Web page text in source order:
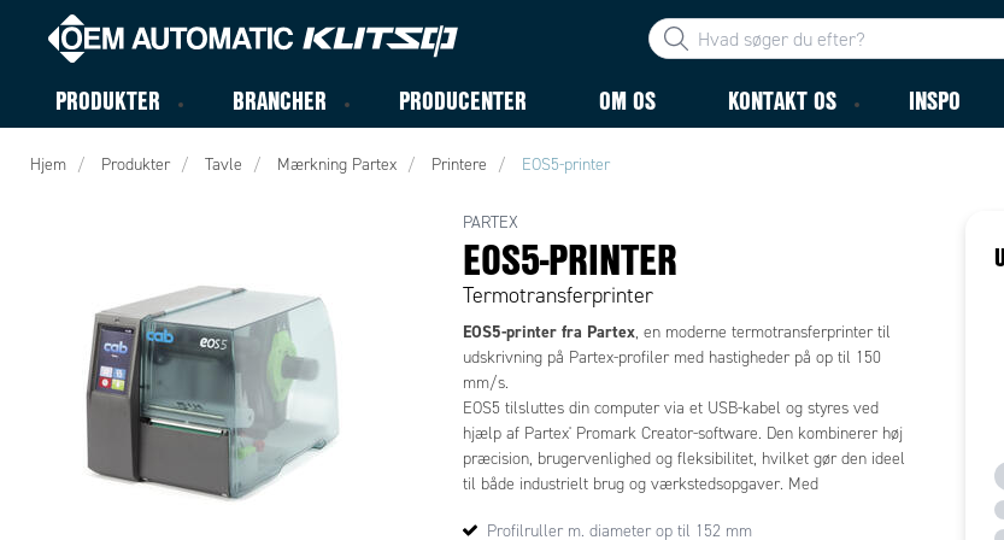
PRODUKTER BRANCHER PRODUCENTER OM OS KONTAKT OS INSPO
Hjem Produkter Tavle Mærkning Partex Printere EOS5-printer
PARTEX
EOS5-PRINTER
Termotransferprinter
EOS5-printer fra Partex, en moderne termotransferprinter til
udskrivning på Partex-profiler med hastigheder på op til 150
mm/s.
EOS5 tilsluttes din computer via et USB-kabel og styres ved
hjælp af Partex' Promark Creator-software. Den kombinerer høj
præcision, brugervenlighed og fleksibilitet, hvilket gør den ideel
til både industrielt brug og værkstedsopgaver. Med
etiketmaterialer, samt mulighed for mobil drift (EOS5‑MOBILE),
Profilruller m. diameter op til 152 mm